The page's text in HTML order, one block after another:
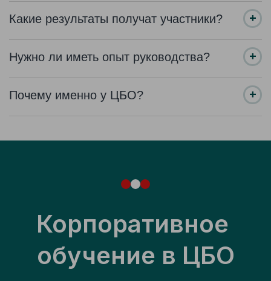
Какие результаты получат участники?
Нужно ли иметь опыт руководства?
Почему именно у ЦБО?
Корпоративное
обучение в ЦБО